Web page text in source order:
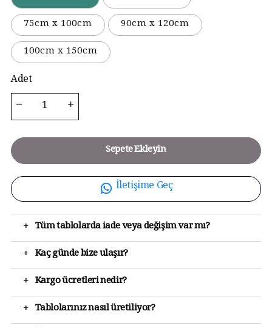
75cm x 100cm
90cm x 120cm
100cm x 150cm
Adet
Sepete Ekleyin
İletişime Geç
+ Tüm tablolarda iade veya değişim var mı?
+ Kaç günde bize ulaşır?
+ Kargo ücretleri nedir?
+ Tablolarınız nasıl üretiliyor?